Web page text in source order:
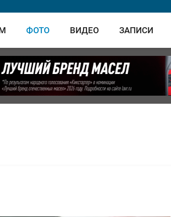
ФОТО ВИДЕО ЗАПИСИ